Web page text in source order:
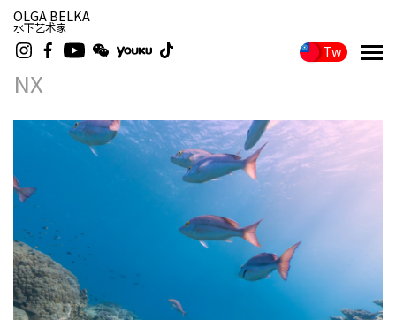
OLGA BELKA
水下艺术家
Tw
NX